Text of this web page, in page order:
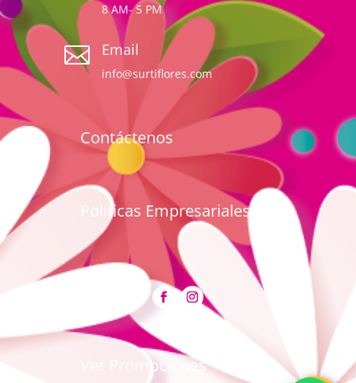
8 AM- 5 PM
 Email
info@surtiflores.com
Contáctenos
Políticas Empresariales
Ver Promociones